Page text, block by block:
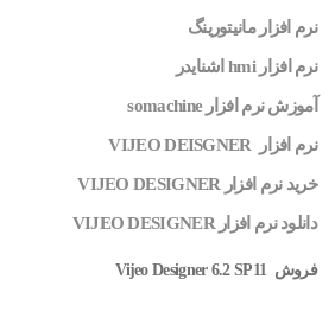
نرم افزار مانیتورینگ
نرم افزار hmi اشنایدر
آموزش نرم افزار somachine
نرم افزار VIJEO DEISGNER
خرید نرم افزار VIJEO DESIGNER
دانلود نرم افزار VIJEO DESIGNER
فروش Vijeo Designer 6.2 SP11